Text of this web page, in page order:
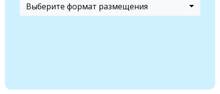
Выберите формат размещения